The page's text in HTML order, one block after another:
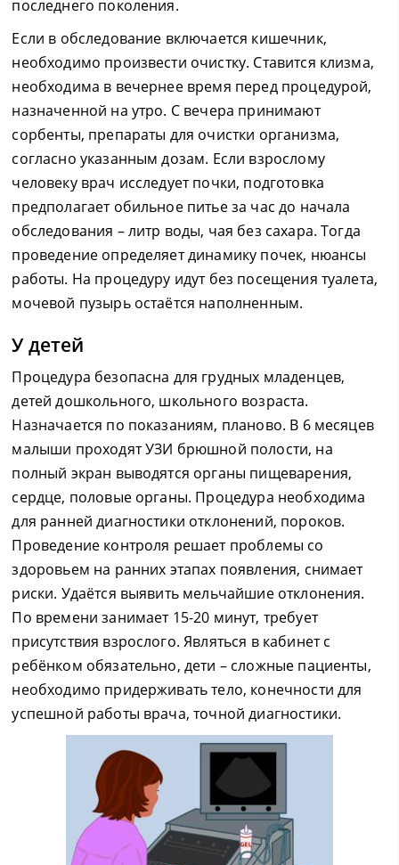
последнего поколения.
Если в обследование включается кишечник,
необходимо произвести очистку. Ставится клизма,
необходима в вечернее время перед процедурой,
назначенной на утро. С вечера принимают
сорбенты, препараты для очистки организма,
согласно указанным дозам. Если взрослому
человеку врач исследует почки, подготовка
предполагает обильное питье за час до начала
обследования – литр воды, чая без сахара. Тогда
проведение определяет динамику почек, нюансы
работы. На процедуру идут без посещения туалета,
мочевой пузырь остаётся наполненным.
У детей
Процедура безопасна для грудных младенцев,
детей дошкольного, школьного возраста.
Назначается по показаниям, планово. В 6 месяцев
малыши проходят УЗИ брюшной полости, на
полный экран выводятся органы пищеварения,
сердце, половые органы. Процедура необходима
для ранней диагностики отклонений, пороков.
Проведение контроля решает проблемы со
здоровьем на ранних этапах появления, снимает
риски. Удаётся выявить мельчайшие отклонения.
По времени занимает 15-20 минут, требует
присутствия взрослого. Являться в кабинет с
ребёнком обязательно, дети – сложные пациенты,
необходимо придерживать тело, конечности для
успешной работы врача, точной диагностики.